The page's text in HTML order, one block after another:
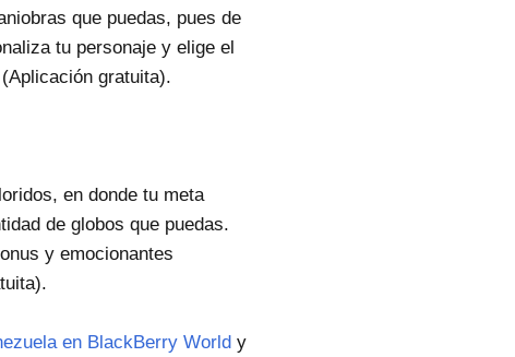
que puedas, pues de
tu personaje y elige el
gratuita).
en donde tu meta
de globos que puedas.
y emocionantes
en BlackBerry World y